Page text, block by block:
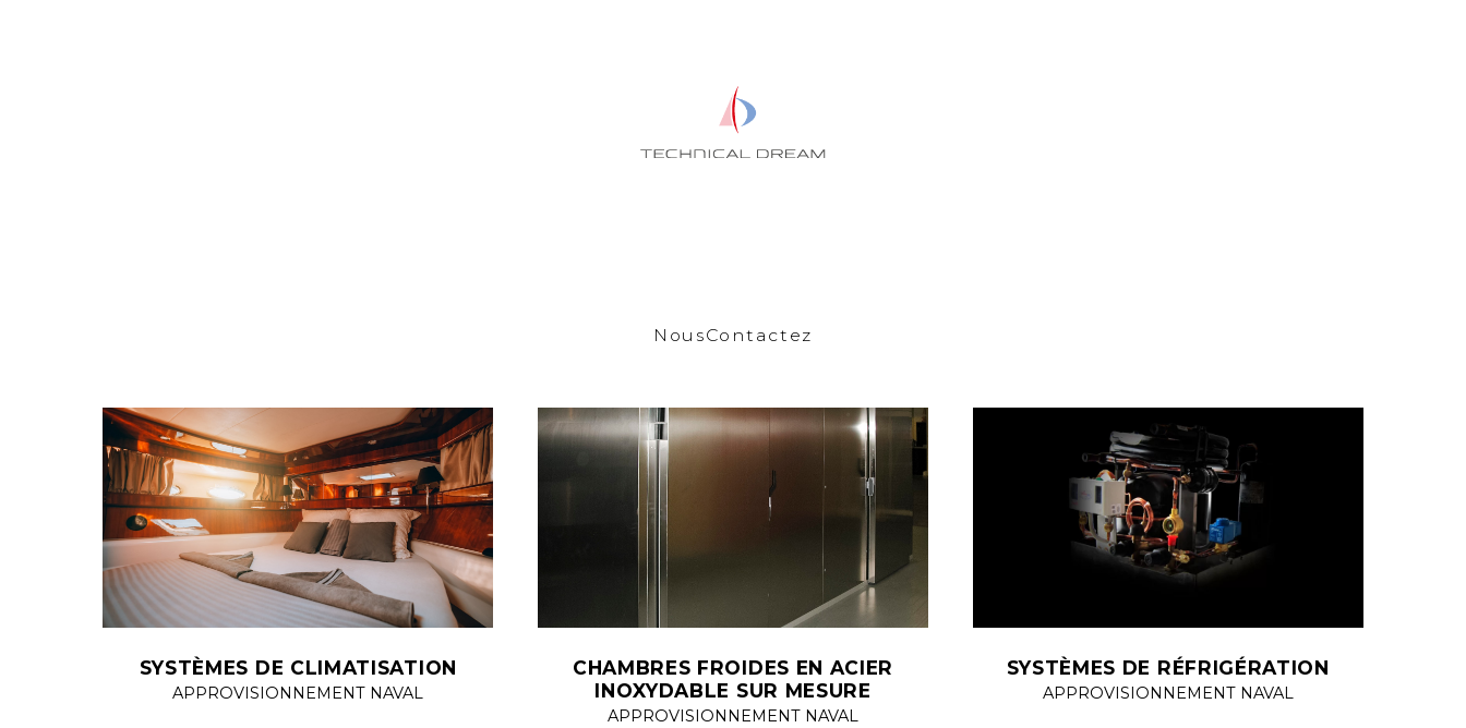
NousContactez
SYSTÈMES DE CLIMATISATION
APPROVISIONNEMENT NAVAL
CHAMBRES FROIDES EN ACIER
INOXYDABLE SUR MESURE
APPROVISIONNEMENT NAVAL
SYSTÈMES DE RÉFRIGÉRATION
APPROVISIONNEMENT NAVAL